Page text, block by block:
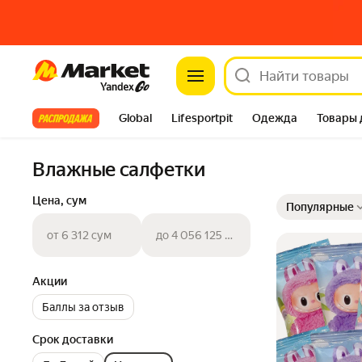
Market
Все хиты Global Lifesportpit Одежда Товары
Влажные салфетки
Цена, сум
от 6 312 сум до 4 056 125 сум
Акции
Баллы за отзыв
Срок доставки
Популярные